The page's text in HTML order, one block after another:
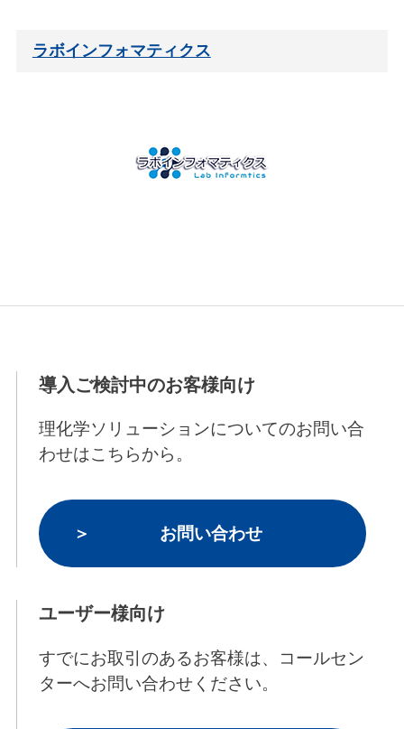
ラボインフォマティクス
導入ご検討中のお客様向け
理化学ソリューションについてのお問い合
わせはこちらから。
お問い合わせ
ユーザー様向け
すでにお取引のあるお客様は、コールセン
ターへお問い合わせください。